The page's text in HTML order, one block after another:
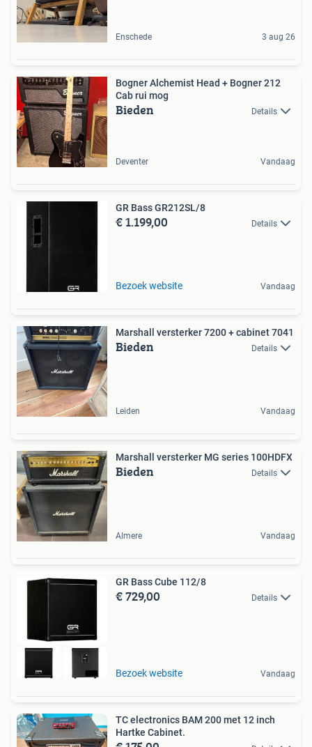
Enschede 3 aug 26
Bogner Alchemist Head + Bogner 212
Cab rui mog
Bieden Details
Deventer Vandaag
GR Bass GR212SL/8
€ 1.199,00 Details
Bezoek website Vandaag
Marshall versterker 7200 + cabinet 7041
Bieden Details
Leiden Vandaag
Marshall versterker MG series 100HDFX
Bieden Details
Almere Vandaag
GR Bass Cube 112/8
€ 729,00 Details
Bezoek website Vandaag
TC electronics BAM 200 met 12 inch
Hartke Cabinet.